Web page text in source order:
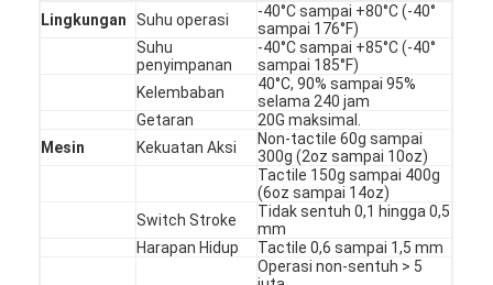
Lingkungan Suhu operasi
-40°C sampai +80°C (-40°
sampai 176°F)
Suhu
penyimpanan
-40°C sampai +85°C (-40°
sampai 185°F)
Kelembaban
40°C, 90% sampai 95%
selama 240 jam
Getaran
20G maksimal.
Mesin
Kekuatan Aksi
Non-tactile 60g sampai
300g (2oz sampai 10oz)
Tactile 150g sampai 400g
(6oz sampai 14oz)
Switch Stroke
Tidak sentuh 0,1 hingga 0,5
mm
Harapan Hidup
Tactile 0,6 sampai 1,5 mm
Operasi non-sentuh > 5